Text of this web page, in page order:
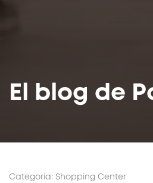
El blog de
Categoría: Shopping Center